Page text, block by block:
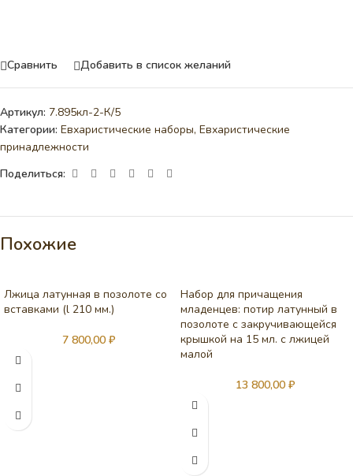
Сравнить Добавить в список желаний
Артикул: 7.895кл-2-К/5
Категории: Евхаристические наборы, Евхаристические
принадлежности
Поделиться:
Похожие
Лжица латунная в позолоте со
вставками (l 210 мм.)
7 800,00 ₽
Набор для причащения
младенцев: потир латунный в
позолоте с закручивающейся
крышкой на 15 мл. с лжицей
малой
13 800,00 ₽